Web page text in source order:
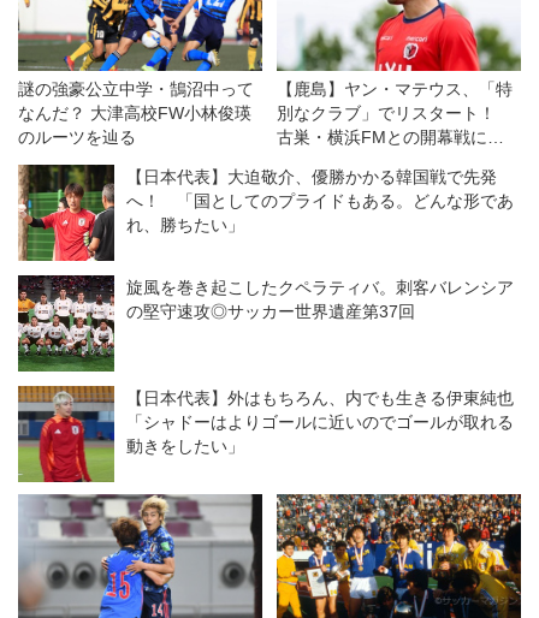
謎の強豪公立中学・鵠沼中って
なんだ？ 大津高校FW小林俊瑛
のルーツを辿る
【鹿島】ヤン・マテウス、「特
別なクラブ」でリスタート！
古巣・横浜FMとの開幕戦に向
が「勝利を求めたい！」
【日本代表】大迫敬介、優勝かかる韓国戦で先発
へ！ 「国としてのプライドもある。どんな形であ
れ、勝ちたい」
旋風を巻き起こしたクペラティバ。刺客バレンシア
の堅守速攻◎サッカー世界遺産第37回
【日本代表】外はもちろん、内でも生きる伊東純也
「シャドーはよりゴールに近いのでゴールが取れる
動きをしたい」